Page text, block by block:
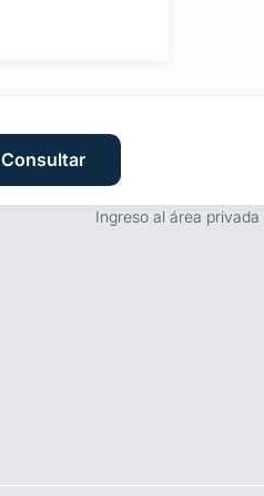
Consultar
Registro de proveedores
Ingreso al área privada